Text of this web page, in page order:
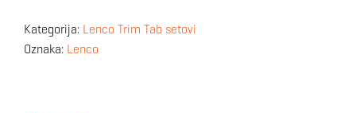
Kategorija: Lenco Trim Tab setovi
Oznaka: Lenco